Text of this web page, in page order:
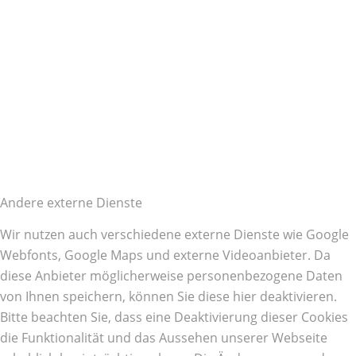
Andere externe Dienste
Wir nutzen auch verschiedene externe Dienste wie Google
Webfonts, Google Maps und externe Videoanbieter. Da
diese Anbieter möglicherweise personenbezogene Daten
von Ihnen speichern, können Sie diese hier deaktivieren.
Bitte beachten Sie, dass eine Deaktivierung dieser Cookies
die Funktionalität und das Aussehen unserer Webseite